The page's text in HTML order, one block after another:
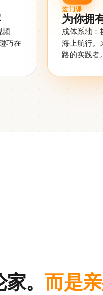
频
巧在
这门课
为你拥
成体系地
海上航行。
路的实践者。
家。而是